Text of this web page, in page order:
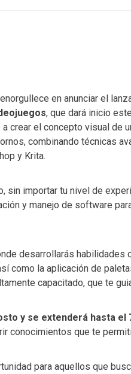
en anunciar el
, que dará inicio
crear el concepto visual de
combinando técnicas
y Krita.
sin importar tu nivel de
y manejo de software
desarrollarás habilidades
como la aplicación de
capacitado, que te
y se extenderá hasta el
conocimientos que te
para aquellos que